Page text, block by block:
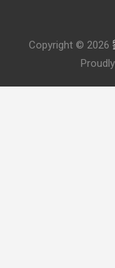
Copyright © 2026